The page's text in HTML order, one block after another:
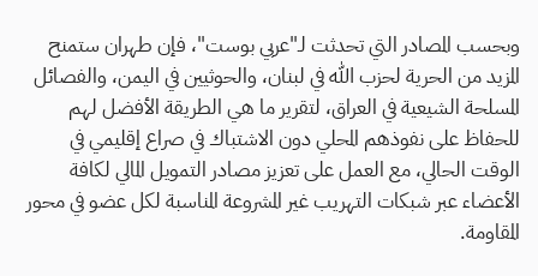
وبحسب المصادر التي تحدثت لـ"عربي بوست"، فإن طهران ستمنح
المزيد من الحرية لحزب الله في لبنان، والحوثيين في اليمن، والفصائل
المسلحة الشيعية في العراق، لتقرير ما هي الطريقة الأفضل لهم
للحفاظ على نفوذهم المحلي دون الاشتباك في صراع إقليمي في
الوقت الحالي، مع العمل على تعزيز مصادر التمويل المالي لكافة
الأعضاء عبر شبكات التهريب غير المشروعة المناسبة لكل عضو في محور
المقاومة.